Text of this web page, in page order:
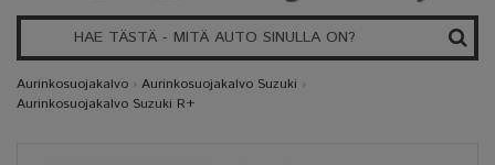
Aurinkosuojakalvo › Aurinkosuojakalvo Suzuki ›
Aurinkosuojakalvo Suzuki R+